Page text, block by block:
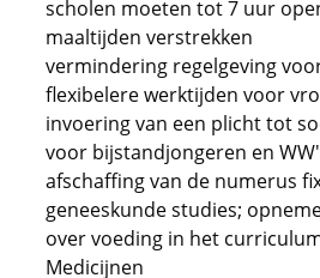
scholen moeten tot 7 uur
maaltijden verstrekken
vermindering regelgeving
flexibelere werktijden voor
invoering van een plicht tot
voor bijstandjongeren en
afschaffing van de numerus
geneeskunde studies;
over voeding in het
Medicijnen